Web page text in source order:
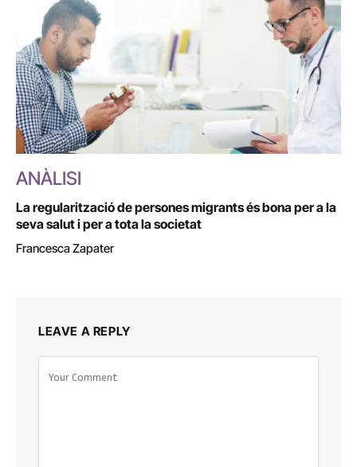
ANÀLISI
La regularització de persones migrants és bona per a la
seva salut i per a tota la societat
Francesca Zapater
LEAVE A REPLY